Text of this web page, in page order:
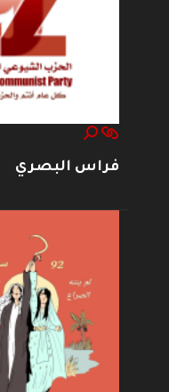
فراس البصري